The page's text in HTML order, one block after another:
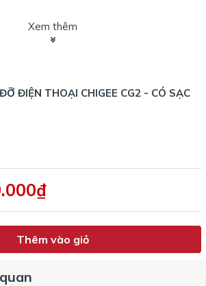
Xem thêm
ĐIỆN THOẠI CHIGEE CG2 - CÓ SẠC
Thêm vào giỏ